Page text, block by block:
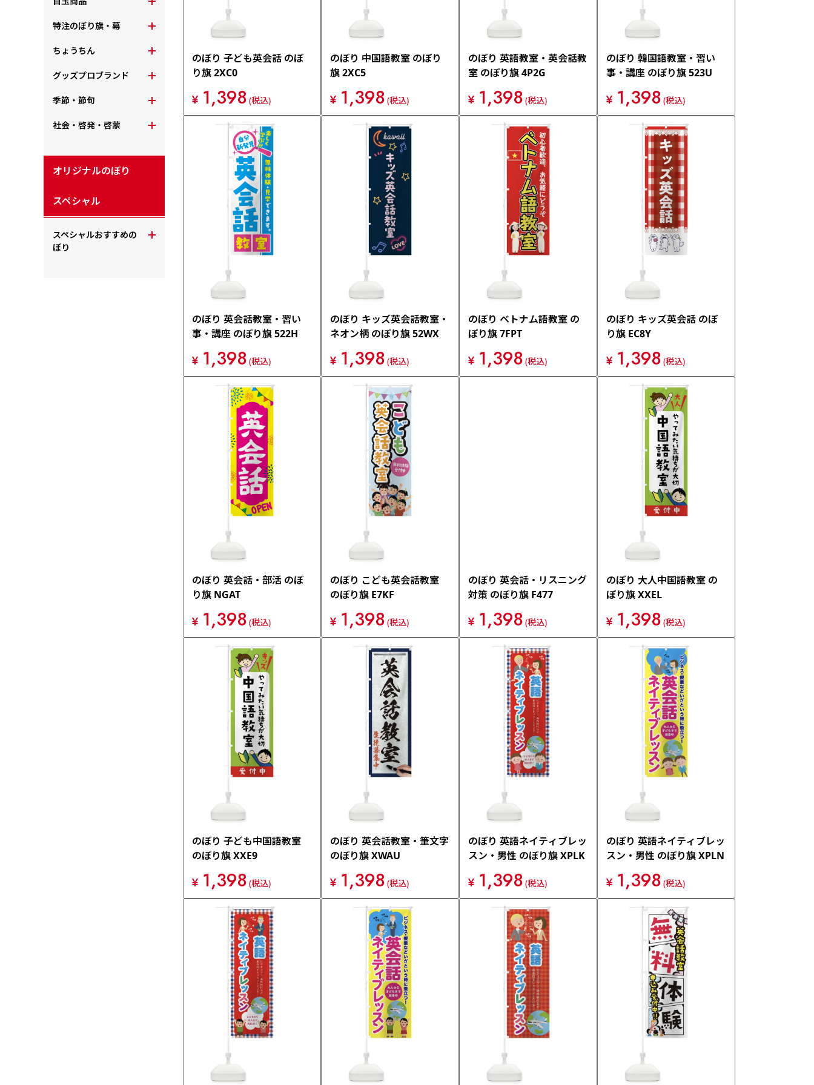
特注のぼり旗・幕
ちょうちん
グッズプロブランド
季節・節句
社会・啓発・啓蒙
オリジナルのぼり
スペシャル
スペシャルおすすめの
ぼり
のぼり 子ども英会話 のぼ
り旗 2XC0
¥ 1,398 (税込)
のぼり 中国語教室 のぼり
旗 2XC5
¥ 1,398 (税込)
のぼり 英語教室・英会話教
室 のぼり旗 4P2G
¥ 1,398 (税込)
のぼり 韓国語教室・習い
事・講座 のぼり旗 523U
¥ 1,398 (税込)
のぼり 英会話教室・習い
事・講座 のぼり旗 522H
¥ 1,398 (税込)
のぼり キッズ英会話教室・
ネオン柄 のぼり旗 52WX
¥ 1,398 (税込)
のぼり ベトナム語教室 の
ぼり旗 7FPT
¥ 1,398 (税込)
のぼり キッズ英会話 のぼ
り旗 EC8Y
¥ 1,398 (税込)
のぼり 英会話・部活 のぼ
り旗 NGAT
¥ 1,398 (税込)
のぼり こども英会話教室
のぼり旗 E7KF
¥ 1,398 (税込)
のぼり 英会話・リスニング
対策 のぼり旗 F477
¥ 1,398 (税込)
のぼり 大人中国語教室 の
ぼり旗 XXEL
¥ 1,398 (税込)
のぼり 子ども中国語教室
のぼり旗 XXE9
¥ 1,398 (税込)
のぼり 英会話教室・筆文字
のぼり旗 XWAU
¥ 1,398 (税込)
のぼり 英語ネイティブレッ
スン・男性 のぼり旗 XPLK
¥ 1,398 (税込)
のぼり 英語ネイティブレッ
スン・男性 のぼり旗 XPLN
¥ 1,398 (税込)